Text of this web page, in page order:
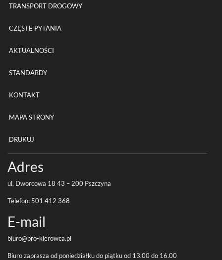
TRANSPORT DROGOWY
CZĘSTE PYTANIA
AKTUALNOŚCI
STANDARDY
KONTAKT
MAPA STRONY
DRUKUJ
Adres
ul. Dwor­cowa 18 43 – 200 Pszczyna
Tele­fon: 501 412 368
E-​mail
biuro@pro-kierowca.pl
Biuro zaprasza od poniedzi­ałku do piątku od 13.00do 16.00